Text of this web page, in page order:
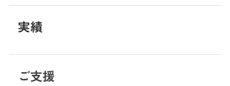
実績
ご支援